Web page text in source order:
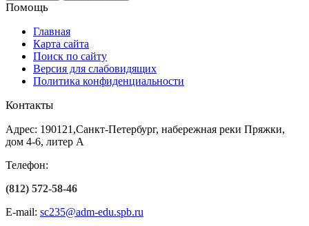
Помощь
Главная
Карта сайта
Поиск по сайту
Версия для слабовидящих
Политика конфиденциальности
Контакты
Адрес: 190121,Санкт-Петербург, набережная реки Пряжки,
дом 4-6, литер А
Телефон:
(812) 572-58-46
E-mail: sc235@adm-edu.spb.ru